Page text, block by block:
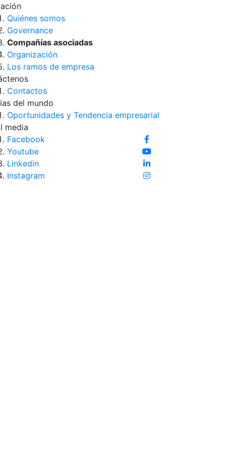
Quiénes somos
Governance
Compañías asociadas
Organización
Los ramos de empresa
Contactos
del mundo
Oportunidades y Tendencia empresarial
media
Facebook
Youtube
Linkedin
Instagram